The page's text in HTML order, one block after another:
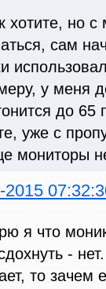
хотите, но
сам
у меня
до 65
уже с
мониторы
2015
я что
-
то зачем